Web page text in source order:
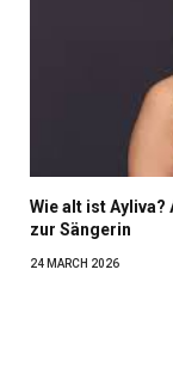
Wie alt ist
zur Sängerin
24 MARCH 2026